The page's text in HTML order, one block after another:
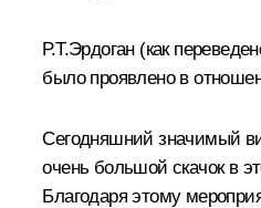
Р.Т.Эрдоган (как
было проявлено в
Сегодняшний значимый
очень большой скачок в
Благодаря этому